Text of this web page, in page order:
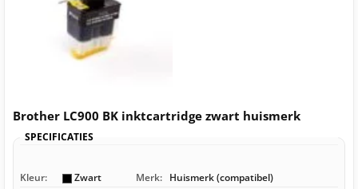
Brother LC900 BK inktcartridge zwart huismerk
SPECIFICATIES
Kleur: Zwart Merk: Huismerk (compatibel)